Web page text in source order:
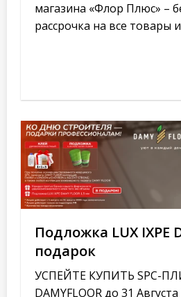
магазина «Флор Плюс» –
рассрочка на все товары и
Подложка LUX IXPE
подарок
УСПЕЙТЕ КУПИТЬ SPC-
DAMYFLOOR до 31